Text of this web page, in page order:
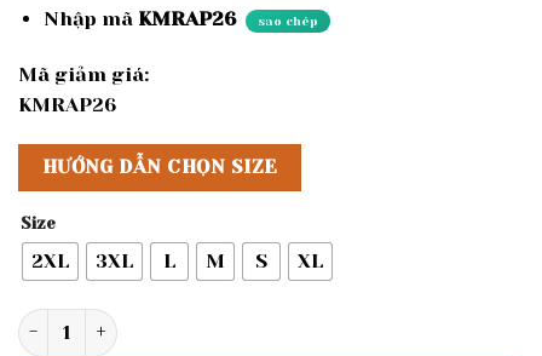
Nhập mã KMRAP26 sao chép
Mã giảm giá:
KMRAP26
HƯỚNG DẪN CHỌN SIZE
Size
2XL 3XL L M S XL
Rập giấy A0 mã 1589- Rập bộ áo 2 hàng nút số lượng